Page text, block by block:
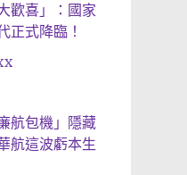
歡喜」：國家
正式降臨！
航包機」隱藏
航這波虧本生